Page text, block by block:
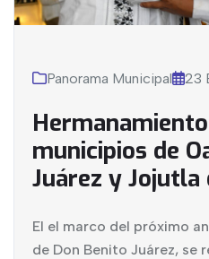
municipios de
Juárez y Jojutla
Panorama Municipal 23
El el marco del próximo
de Don Benito Juárez, se